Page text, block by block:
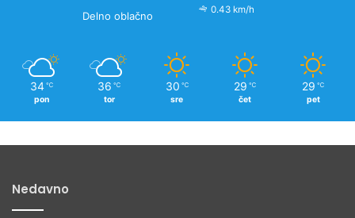
Delno oblačno
0.43 km/h
34 ℃
pon
36 ℃
tor
30 ℃
sre
29 ℃
čet
29 ℃
pet
Nedavno